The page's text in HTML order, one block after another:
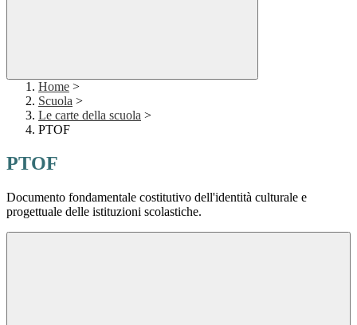
Home >
Scuola >
Le carte della scuola >
PTOF
PTOF
Documento fondamentale costitutivo dell'identità culturale e
progettuale delle istituzioni scolastiche.